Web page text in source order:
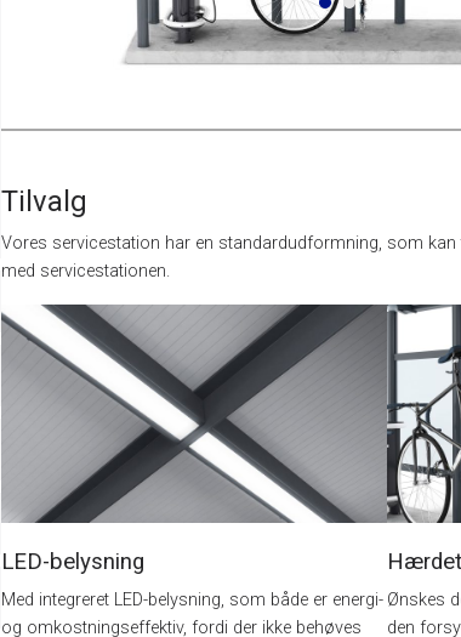
Tilvalg
Vores servicestation har en standardudformning, som
med servicestationen.
LED-belysning
Med integreret LED-belysning, som både er energi-
og omkostningseffektiv, fordi der ikke behøves
Ønskes
den